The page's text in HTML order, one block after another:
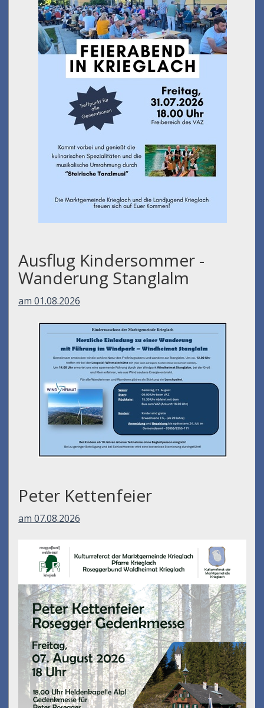
am 31.07.2026
Ausflug Kindersommer -
Wanderung Stanglalm
am 01.08.2026
Peter Kettenfeier
am 07.08.2026